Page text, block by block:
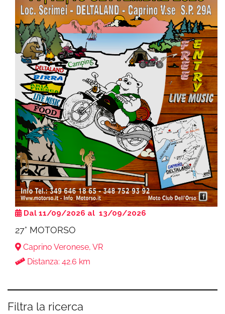
Dal 11/09/2026 al 13/09/2026
27° MOTORSO
Caprino Veronese, VR
Distanza: 42.6 km
Filtra la ricerca